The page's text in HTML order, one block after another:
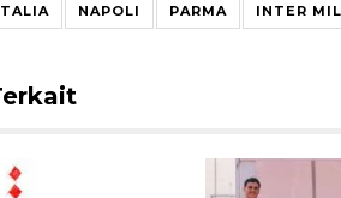
NAPOLI PARMA INTER